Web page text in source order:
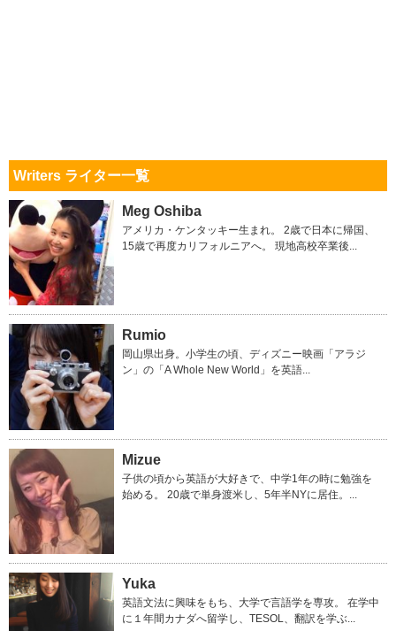
Writers ライター一覧
Meg Oshiba
アメリカ・ケンタッキー生まれ。 2歳で日本に帰国、
15歳で再度カリフォルニアへ。 現地高校卒業後...
Rumio
岡山県出身。小学生の頃、ディズニー映画「アラジ
ン」の「A Whole New World」を英語...
Mizue
子供の頃から英語が大好きで、中学1年の時に勉強を
始める。 20歳で単身渡米し、5年半NYに居住。...
Yuka
英語文法に興味をもち、大学で言語学を専攻。 在学中
に１年間カナダへ留学し、TESOL、翻訳を学ぶ...